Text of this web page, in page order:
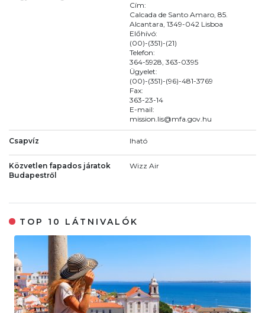
Cím:
Calcada de Santo Amaro, 85.
Alcantara, 1349-042 Lisboa
Előhívó:
(00)-(351)-(21)
Telefon:
364-5928, 363-0395
Ügyelet:
(00)-(351)-(96)-481-3769
Fax:
363-23-14
E-mail:
mission.lis@mfa.gov.hu
Csapvíz Iható
Közvetlen fapados járatok
Budapestről
Wizz Air
TOP 10 LÁTNIVALÓK